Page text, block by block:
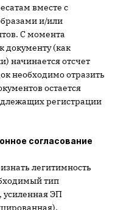
вместе с
и/или
С момента
документу (как
начинается отсчет
необходимо отразить
остается
регистрации
согласование
легитимность
тип
усиленная ЭП